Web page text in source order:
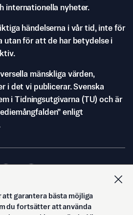
internationella nyheter.
händelserna i vår tid, inte för
utan för att de har betydelse i
mänskliga värden,
i det vi publicerar. Svenska
i Tidningsutgivarna (TU) och är
enligt
2026
att garantera bästa möjliga
du fortsätter att använda